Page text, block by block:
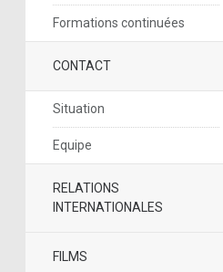
Formations continuées
CONTACT
Situation
Equipe
RELATIONS
INTERNATIONALES
FILMS